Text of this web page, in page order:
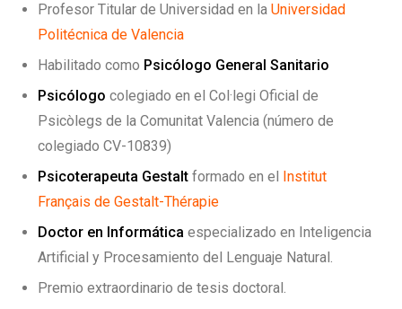
Profesor Titular de Universidad en laUniversidad
Politécnica de Valencia
Habilitado como Psicólogo General Sanitario
Psicólogo colegiado en el Col·legi Oficial de
Psicòlegs de la Comunitat Valencia (número de
colegiado CV-10839)
Psicoterapeuta Gestalt formado en el Institut
Français de Gestalt-Thérapie
Doctor en Informática especializado en Inteligencia
Artificial y Procesamiento del Lenguaje Natural.
Premio extraordinario de tesis doctoral.